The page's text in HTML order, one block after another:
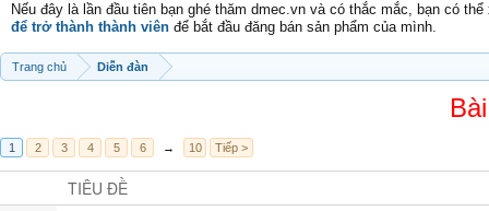
Nếu đây là lần đầu tiên bạn ghé thăm dmec.vn và có thắc mắc, bạn có
để trở thành thành viên để bắt đầu đăng bán sản phẩm của mình.
Trang chủ Diễn đàn
1 2 3 4 5 6 → 10 Tiếp >
TIÊU ĐỀ